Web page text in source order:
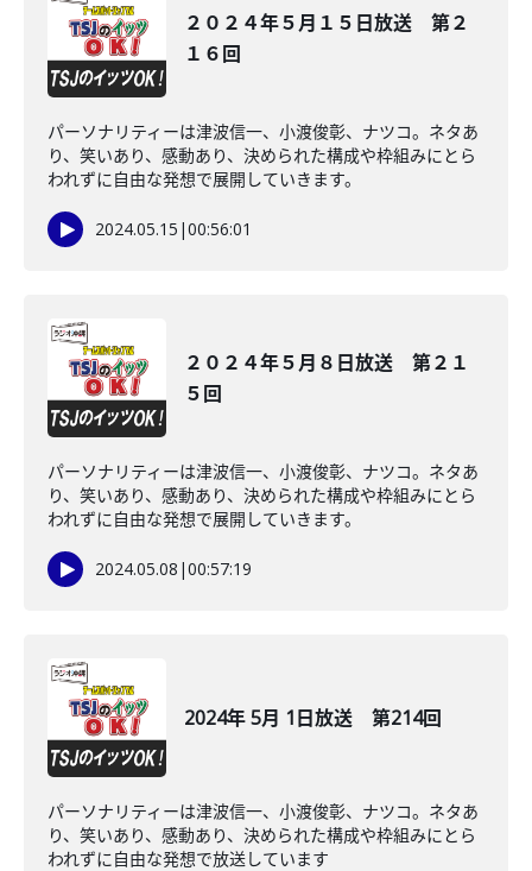
２０２４年５月１５日放送 第２
１６回
パーソナリティーは津波信一、小渡俊彰、ナツコ。ネタあ
り、笑いあり、感動あり、決められた構成や枠組みにとら
われずに自由な発想で展開していきます。
2024.05.15 |00:56:01
２０２４年５月８日放送 第２１
５回
パーソナリティーは津波信一、小渡俊彰、ナツコ。ネタあ
り、笑いあり、感動あり、決められた構成や枠組みにとら
われずに自由な発想で展開していきます。
2024.05.08 |00:57:19
2024年 5月 1日放送 第214回
パーソナリティーは津波信一、小渡俊彰、ナツコ。ネタあ
り、笑いあり、感動あり、決められた構成や枠組みにとら
われずに自由な発想で放送しています